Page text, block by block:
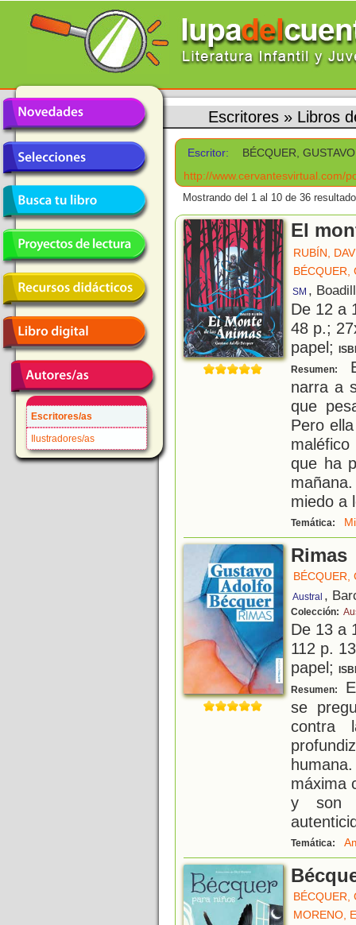
Escritores/as
Ilustradores/as
Escritores » Libros
Escritor:
BÉCQUER,
http://www.cervantesvirtual.com/
Mostrando del 1 al 10 de 36
El
RUBÍN,
BÉCQUER,
SM ,
De 12 a
48 p.;
papel;
Resumen:
narra a
que
Pero
que ha
miedo a
Temática:
Rimas
BÉCQUER,
Austral ,
Colección:
De 13 a
112 p.
papel;
Resumen:
se
contra
máxima
y son
Temática:
BÉCQUER,
MORENO,